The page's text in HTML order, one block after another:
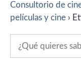
Consultorio de
películas y cine ›